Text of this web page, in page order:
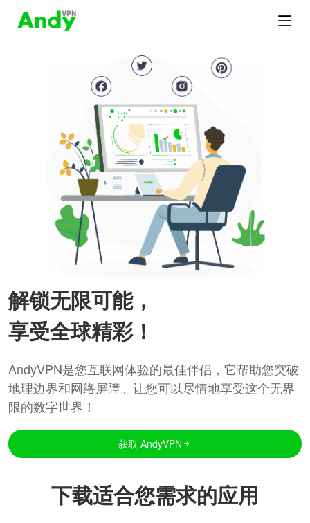
解锁无限可能，
享受全球精彩！
AndyVPN是您互联网体验的最佳伴侣，它帮助您突破
地理边界和网络屏障。让您可以尽情地享受这个无界
限的数字世界！
获取 AndyVPN
下载适合您需求的应用